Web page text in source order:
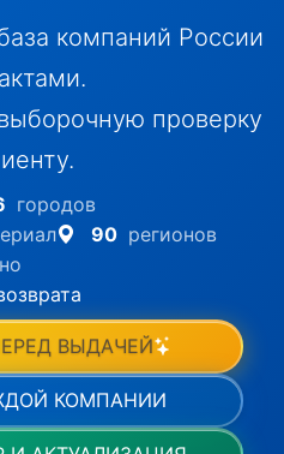
компаний России
проверку
городов
90 регионов
ВЫДАЧЕЙ
КОМПАНИИ